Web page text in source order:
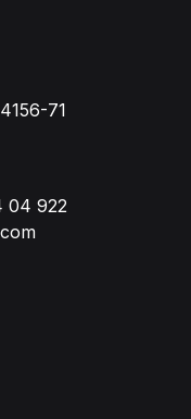
71
04 922